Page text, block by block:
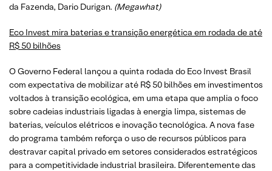
da Fazenda, Dario Durigan. (Megawhat)
Eco Invest mira baterias e transição energética em rodada de até
R$ 50 bilhões
O Governo Federal lançou a quinta rodada do Eco Invest Brasil
com expectativa de mobilizar até R$ 50 bilhões em investimentos
voltados à transição ecológica, em uma etapa que amplia o foco
sobre cadeias industriais ligadas à energia limpa, sistemas de
baterias, veículos elétricos e inovação tecnológica. A nova fase
do programa também reforça o uso de recursos públicos para
destravar capital privado em setores considerados estratégicos
para a competitividade industrial brasileira. Diferentemente das